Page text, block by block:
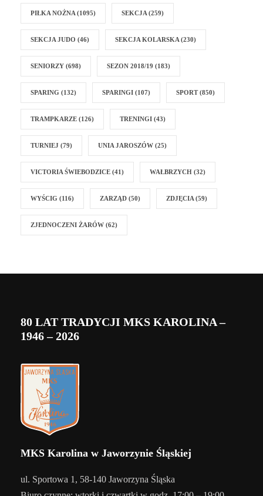
PIŁKA NOŻNA (1095) SEKCJA (259)
SEKCJA JUDO (46) SEKCJA KOLARSKA (230)
SENIORZY (698) SEZON 2018/19 (183)
SPARING (132) SPARINGI (107) SPORT(850)
TRAMPKARZE (126) TRENINGI (43)
TURNIEJ (79) UNIA JAROSZÓW (25)
VICTORIA ŚWIEBODZICE (41) WAŁBRZYCH (32)
WYŚCIG (116) ZARZĄD (50) ZDJĘCIA (59)
ZJEDNOCZENI ŻARÓW (62)
80 LAT TRADYCJI MKS KAROLINA –
1946 – 2026
MKS Karolina w Jaworzynie Śląskiej
ul. Sportowa 1, 58-140 Jaworzyna Śląska